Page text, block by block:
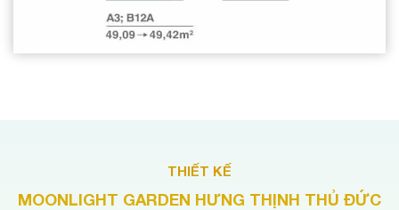
THIẾT KẾ
MOONLIGHT GARDEN HƯNG THỊNH THỦ ĐỨC